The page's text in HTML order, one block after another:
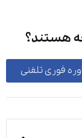
هستند؟
فوری تلفنی